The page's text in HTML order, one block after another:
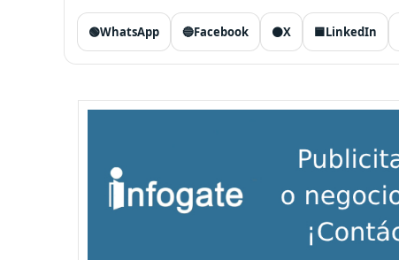
🟢WhatsApp 🔵Facebook ⚫X 🟦LinkedIn